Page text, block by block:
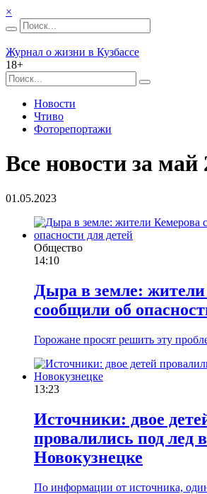
×
Журнал о жизни в Кузбассе
18+
Новости
Чтиво
Фоторепортажи
Все новости за май
01.05.2023
Общество
14:10
Дыра в земле:
сообщили об
Горожане просят решить эту
13:23
Источники: двое
провалились под лед в
Новокузнецке
По информации от источника,